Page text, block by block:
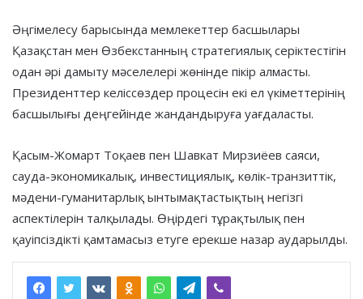
Әңгімелесу барысында мемлекеттер басшылары
Қазақстан мен Өзбекстанның стратегиялық серіктестігін
одан әрі дамыту мәселелері жөнінде пікір алмасты.
Президенттер келіссөздер процесін екі ел үкіметтерінің
басшылығы деңгейінде жандандыруға уағдаласты.
Қасым-Жомарт Тоқаев пен Шавкат Мирзиёев саяси,
сауда-экономикалық, инвестициялық, көлік-транзиттік,
мәдени-гуманитарлық ынтымақтастықтың негізгі
аспектілерін талқылады. Өңірдегі тұрақтылық пен
қауіпсіздікті қамтамасыз етуге ерекше назар аударылды.